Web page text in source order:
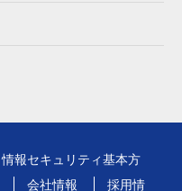
情報セキュリティ基本方
会社情報 採用情